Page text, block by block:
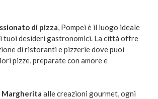
di pizza , Pompei è il luogo ideale
tuoi desideri gastronomici. La città offre
di ristoranti e pizzerie dove puoi
pizze, preparate con amore e
Margherita alle creazioni gourmet, ogni